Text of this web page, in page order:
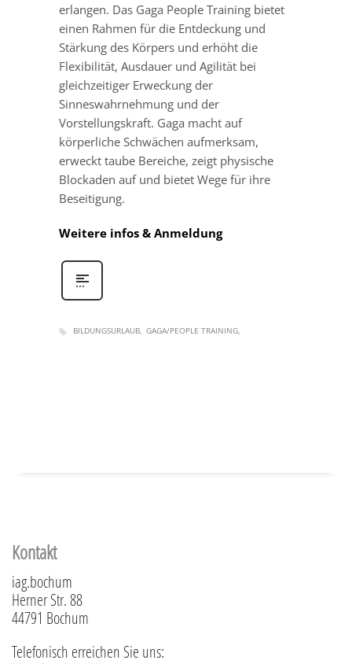
erlangen. Das Gaga People Training bietet
einen Rahmen für die Entdeckung und
Stärkung des Körpers und erhöht die
Flexibilität, Ausdauer und Agilität bei
gleichzeitiger Erweckung der
Sinneswahrnehmung und der
Vorstellungskraft. Gaga macht auf
körperliche Schwächen aufmerksam,
erweckt taube Bereiche, zeigt physische
Blockaden auf und bietet Wege für ihre
Beseitigung.
Weitere infos & Anmeldung
BILDUNGSURLAUB GAGA/PEOPLE TRAINING
Kontakt
iag.bochum
Herner Str. 88
44791 Bochum
Telefonisch erreichen Sie uns: